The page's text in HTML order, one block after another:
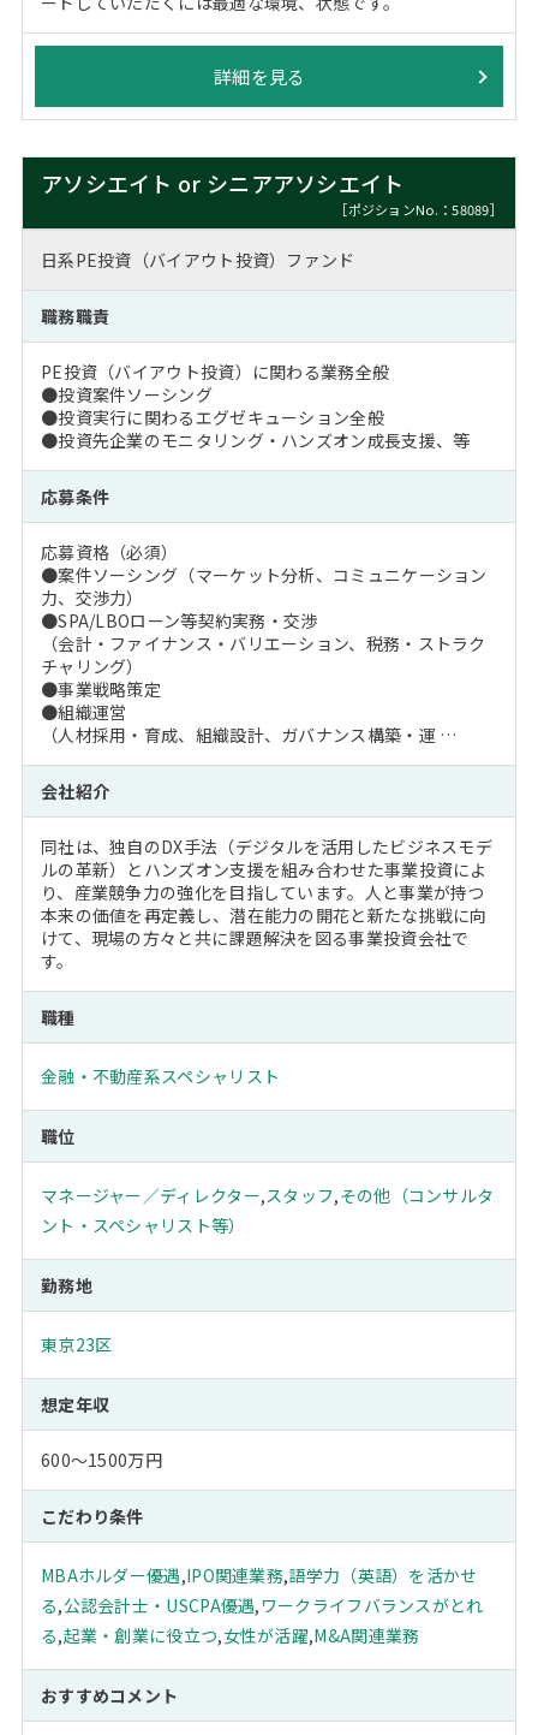
詳細を見る
アソシエイト or シニアアソシエイト
［ポジションNo.：58089］
日系PE投資（バイアウト投資）ファンド
職務職責
PE投資（バイアウト投資）に関わる業務全般
●投資案件ソーシング
●投資実行に関わるエグゼキューション全般
●投資先企業のモニタリング・ハンズオン成長支援、等
応募条件
応募資格（必須）
●案件ソーシング（マーケット分析、コミュニケーション
力、交渉力）
●SPA/LBOローン等契約実務・交渉
（会計・ファイナンス・バリエーション、税務・ストラク
チャリング）
●事業戦略策定
●組織運営
（人材採用・育成、組織設計、ガバナンス構築・運 …
会社紹介
同社は、独自のDX手法（デジタルを活用したビジネスモデ
ルの革新）とハンズオン支援を組み合わせた事業投資によ
り、産業競争力の強化を目指しています。人と事業が持つ
本来の価値を再定義し、潜在能力の開花と新たな挑戦に向
けて、現場の方々と共に課題解決を図る事業投資会社で
す。
職種
金融・不動産系スペシャリスト
職位
マネージャー／ディレクター,スタッフ,その他（コンサルタ
ント・スペシャリスト等）
勤務地
東京23区
想定年収
600～1500万円
こだわり条件
MBAホルダー優遇,IPO関連業務,語学力（英語）を活かせ
る,公認会計士・USCPA優遇, ワークライフバランスがとれ
る,起業・創業に役立つ,女性が活躍,M&A関連業務
おすすめコメント